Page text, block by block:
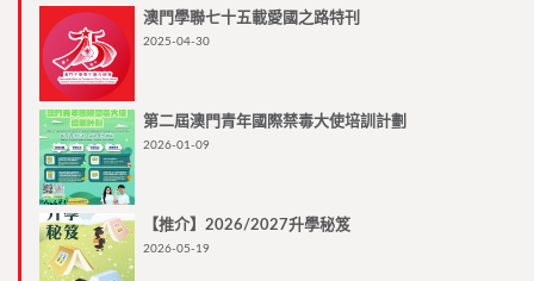
澳門學聯七十五載愛國之路特刊
2025-04-30
第二屆澳門青年國際禁毒大使培訓計劃
2026-01-09
【推介】2026/2027升學秘笈
2026-05-19